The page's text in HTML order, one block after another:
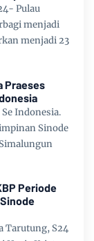
Pulau
menjadi
menjadi 23
Praeses
Se Indonesia.
Sinode
Periode
Tarutung, S24